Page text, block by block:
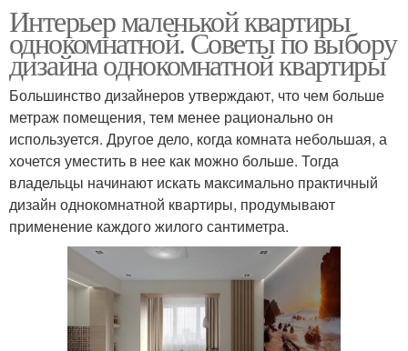
Интерьер маленькой квартиры
однокомнатной. Советы по выбору
дизайна однокомнатной квартиры
Большинство дизайнеров утверждают, что чем больше
метраж помещения, тем менее рационально он
используется. Другое дело, когда комната небольшая, а
хочется уместить в нее как можно больше. Тогда
владельцы начинают искать максимально практичный
дизайн однокомнатной квартиры, продумывают
применение каждого жилого сантиметра.